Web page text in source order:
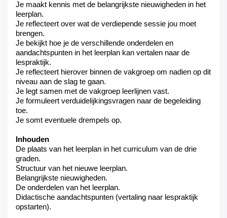
Je maakt kennis met de belangrijkste nieuwigheden in het
leerplan.
Je reflecteert over wat de verdiepende sessie jou moet
brengen.
Je bekijkt hoe je de verschillende onderdelen en
aandachtspunten in het leerplan kan vertalen naar de
lespraktijk.
Je reflecteert hierover binnen de vakgroep om nadien op dit
niveau aan de slag te gaan.
Je legt samen met de vakgroep leerlijnen vast.
Je formuleert verduidelijkingsvragen naar de begeleiding
toe.
Je somt eventuele drempels op.
Inhouden
De plaats van het leerplan in het curriculum van de drie
graden.
Structuur van het nieuwe leerplan.
Belangrijkste nieuwigheden.
De onderdelen van het leerplan.
Didactische aandachtspunten (vertaling naar lespraktijk
opstarten).